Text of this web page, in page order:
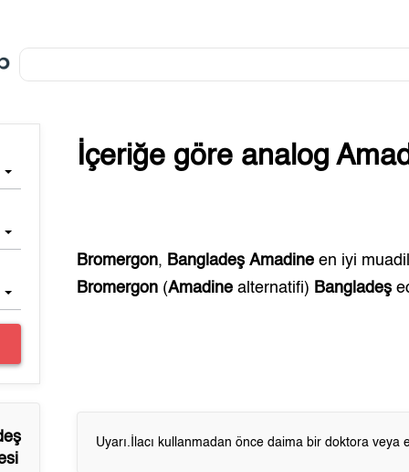
İçeriğe göre analog
Bromergon, Bangladeş Amadine en iyi
Bromergon (Amadine alternatifi) Bangladeş
Uyarı.İlacı kullanmadan önce daima bir doktora veya